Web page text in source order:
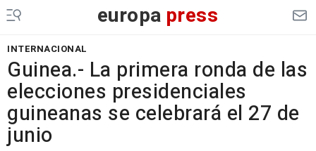
europa press
INTERNACIONAL
Guinea.- La primera ronda de las
elecciones presidenciales
guineanas se celebrará el 27 de
junio